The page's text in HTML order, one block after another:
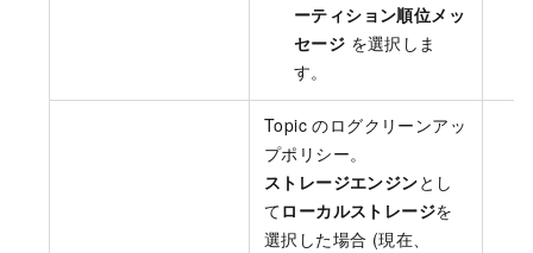
ーティション順位メッ
セージ を選択しま
す。
Topic のログクリーンアッ
プポリシー。
ストレージエンジンとし
てローカルストレージを
選択した場合 (現在、